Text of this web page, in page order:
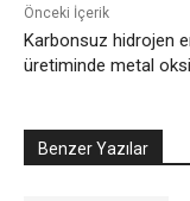
Önceki İçerik
Karbonsuz hidrojen
üretiminde metal
Benzer Yazılar